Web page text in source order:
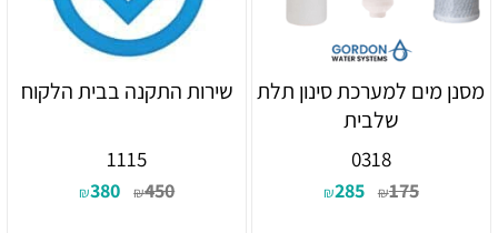
מסנן מים למערכת סינון תלת
שלבית
0318
₪175
₪285
שירות התקנה בבית הלקוח
1115
₪450
₪380